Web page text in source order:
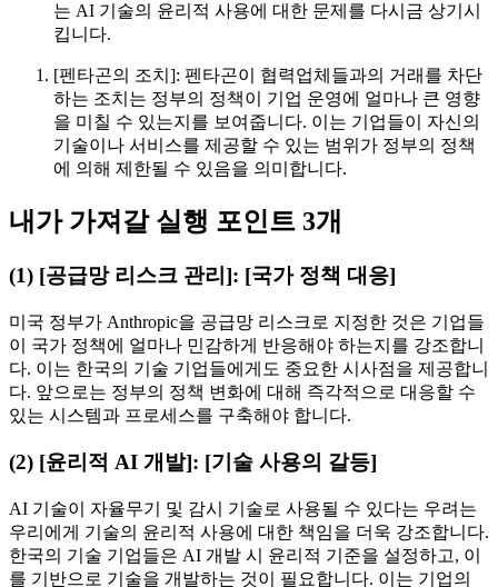
는 AI 기술의 윤리적 사용에 대한 문제를 다시금 상기시
킵니다.
[펜타곤의 조치]: 펜타곤이 협력업체들과의 거래를 차단
하는 조치는 정부의 정책이 기업 운영에 얼마나 큰 영향
을 미칠 수 있는지를 보여줍니다. 이는 기업들이 자신의
기술이나 서비스를 제공할 수 있는 범위가 정부의 정책
에 의해 제한될 수 있음을 의미합니다.
내가 가져갈 실행 포인트 3개
(1) [공급망 리스크 관리]: [국가 정책 대응]
미국 정부가 Anthropic을 공급망 리스크로 지정한 것은 기업들
이 국가 정책에 얼마나 민감하게 반응해야 하는지를 강조합니
다. 이는 한국의 기술 기업들에게도 중요한 시사점을 제공합니
다. 앞으로는 정부의 정책 변화에 대해 즉각적으로 대응할 수
있는 시스템과 프로세스를 구축해야 합니다.
(2) [윤리적 AI 개발]: [기술 사용의 갈등]
AI 기술이 자율무기 및 감시 기술로 사용될 수 있다는 우려는
우리에게 기술의 윤리적 사용에 대한 책임을 더욱 강조합니다.
한국의 기술 기업들은 AI 개발 시 윤리적 기준을 설정하고, 이
를 기반으로 기술을 개발하는 것이 필요합니다. 이는 기업의